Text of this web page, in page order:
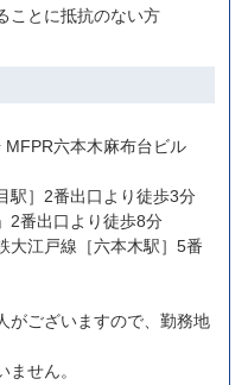
ことに抵抗のない方
六本木麻布台ビル
駅］2番出口より徒歩3分
2番出口より徒歩8分
大江戸線［六本木駅］5番
がございますので、勤務地
せん。